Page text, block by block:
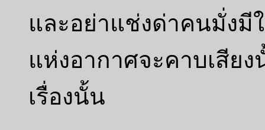
และอย่าแช่งด่าคนมั่งมี
แห่งอากาศจะคาบเสี
เรื่องนั้น